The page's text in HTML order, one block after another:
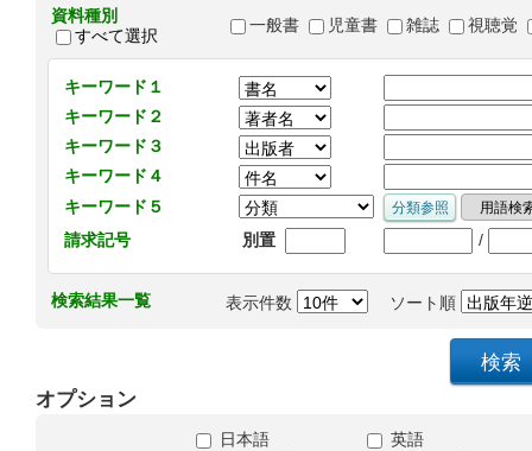
資料種別
すべて選択
一般書 児童書 雑誌 視聴覚
キーワード１
キーワード２
キーワード３
キーワード４
キーワード５
請求記号
別置 /
検索結果一覧 表示件数 ソート順
オプション
日本語
英語